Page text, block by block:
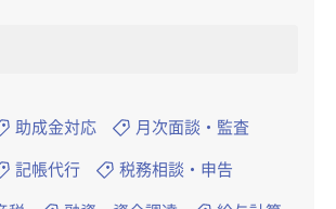
助成金対応 月次面談・監査
記帳代行 税務相談・申告